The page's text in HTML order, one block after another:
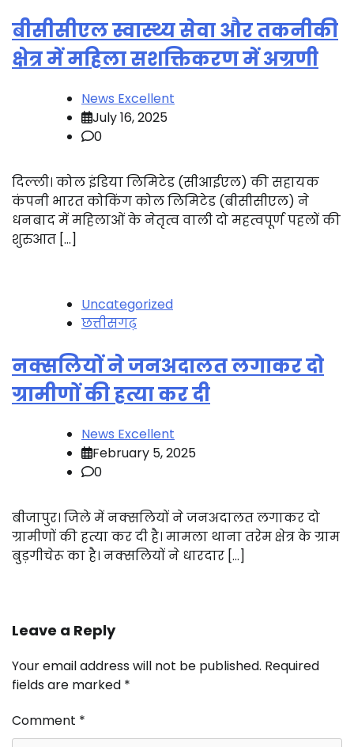
बीसीसीएल स्वास्थ्य सेवा और तकनीकी
क्षेत्र में महिला सशक्तिकरण में अग्रणी
News Excellent
July 16, 2025
0
दिल्ली। कोल इंडिया लिमिटेड (सीआईएल) की सहायक
कंपनी भारत कोकिंग कोल लिमिटेड (बीसीसीएल) ने
धनबाद में महिलाओं के नेतृत्व वाली दो महत्वपूर्ण पहलों की
शुरुआत […]
Uncategorized
छत्तीसगढ़
नक्सलियों ने जनअदालत लगाकर दो
ग्रामीणों की हत्या कर दी
News Excellent
February 5, 2025
0
बीजापुर। जिले में नक्सलियों ने जनअदालत लगाकर दो
ग्रामीणों की हत्या कर दी है। मामला थाना तरेम क्षेत्र के ग्राम
बुड़गीचेरू का है। नक्सलियों ने धारदार […]
Leave a Reply
Your email address will not be published. Required
fields are marked *
Comment *